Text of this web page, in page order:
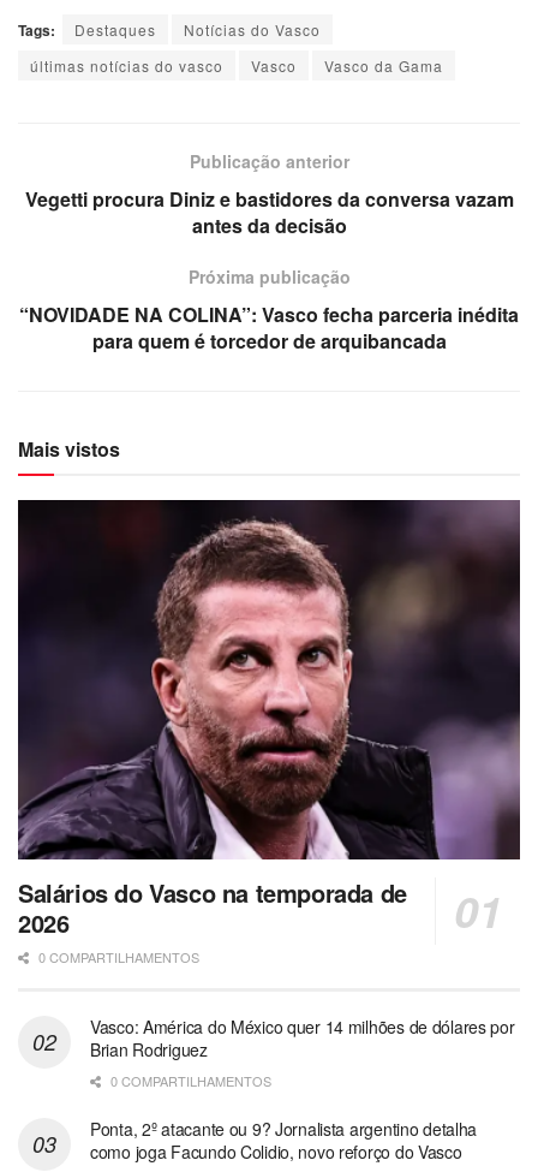
Tags: Destaques
Notícias do Vasco
últimas notícias do vasco
Vasco Vasco da Gama
Publicação anterior
Vegetti procura Diniz e bastidores da conversa vazam
antes da decisão
Próxima publicação
“NOVIDADE NA COLINA”: Vasco fecha parceria inédita
para quem é torcedor de arquibancada
Mais vistos
Salários do Vasco na temporada de
2026
0 COMPARTILHAMENTOS
Vasco: América do México quer 14 milhões de dólares por
Brian Rodriguez
0 COMPARTILHAMENTOS
Ponta, 2º atacante ou 9? Jornalista argentino detalha
como joga Facundo Colidio, novo reforço do Vasco